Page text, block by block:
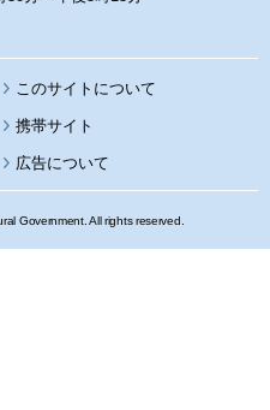
このサイトについて
携帯サイト
広告について
Government. All rights reserved.